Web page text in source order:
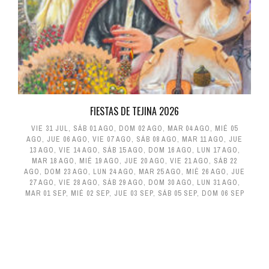
FIESTAS DE TEJINA 2026
VIE 31 JUL, SÁB 01 AGO, DOM 02 AGO, MAR 04 AGO, MIÉ 05
AGO, JUE 06 AGO, VIE 07 AGO, SÁB 08 AGO, MAR 11 AGO, JUE
13 AGO, VIE 14 AGO, SÁB 15 AGO, DOM 16 AGO, LUN 17 AGO,
MAR 18 AGO, MIÉ 19 AGO, JUE 20 AGO, VIE 21 AGO, SÁB 22
AGO, DOM 23 AGO, LUN 24 AGO, MAR 25 AGO, MIÉ 26 AGO, JUE
27 AGO, VIE 28 AGO, SÁB 29 AGO, DOM 30 AGO, LUN 31 AGO,
MAR 01 SEP, MIÉ 02 SEP, JUE 03 SEP, SÁB 05 SEP, DOM 06 SEP